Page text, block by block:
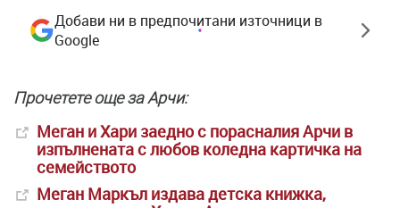
Добави ни в предпочитани източници в
Google
Прочетете още за Арчи:
Меган и Хари заедно с порасналия Арчи в
изпълнената с любов коледна картичка на
семейството
Меган Маркъл издава детска книжка,